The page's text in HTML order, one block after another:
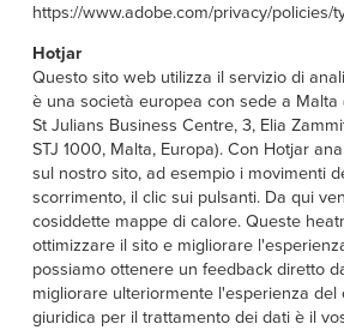
https://www.adobe.com/privacy/policies/
Hotjar
Questo sito web utilizza il servizio di
è una società europea con sede a Malta
St Julians Business Centre, 3, Elia
STJ 1000, Malta, Europa). Con Hotjar
sul nostro sito, ad esempio i movimenti
scorrimento, il clic sui pulsanti. Da qui
cosiddette mappe di calore. Queste
ottimizzare il sito e migliorare
possiamo ottenere un feedback diretto
migliorare ulteriormente l'esperienza del
giuridica per il trattamento dei dati è il